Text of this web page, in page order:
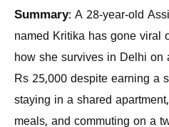
Summary: A 28-year-old
named Kritika has gone viral
how she survives in Delhi on
Rs 25,000 despite earning a
staying in a shared
meals, and commuting on a